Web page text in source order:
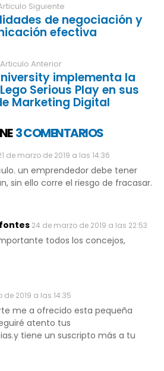
Siguiente
de negociación y
efectiva
Articulo Anterior
implementa la
Serious Play en sus
Marketing Digital
3 COMENTARIOS
de marzo de 2019 a las 14:36
un emprendedor debe tener
sin ello corre el riesgo de fracasar.
24 de marzo de 2019 a las 22:53
todos los concejos,
2019 a las 14:35
me a ofrecido esta pequeña
atento tus
tiene un suscripto más a tu